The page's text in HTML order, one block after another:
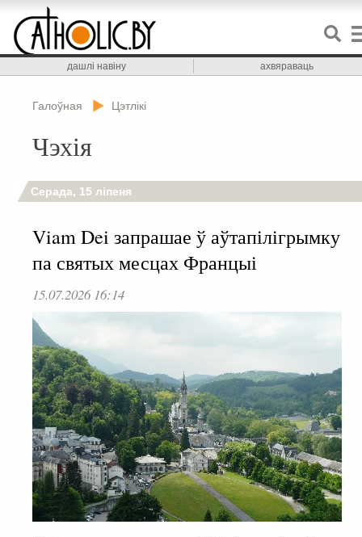
дашлі навіну ахвяраваць
Галоўная Цэтлікі
Чэхія
Серада, 15 ліпеня
Viam Dei запрашае ў аўтапілігрымку
па святых месцах Францыі
15.07.2026 16:14